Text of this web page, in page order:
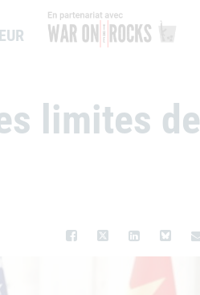
WAR ON THE ROCKS
limites de